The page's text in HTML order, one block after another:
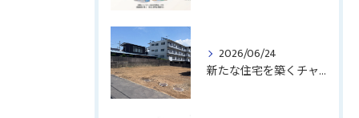
2026/06/24
新たな住宅を築くチャンス！